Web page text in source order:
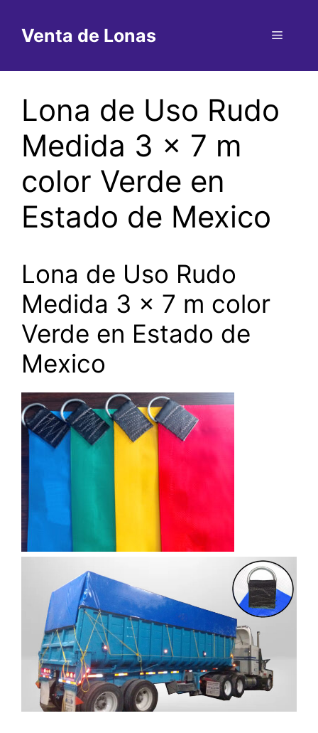
contenido
Venta de Lonas Menú
Lona de Uso Rudo
Medida 3 x 7 m
color Verde en
Estado de Mexico
Lona de Uso Rudo
Medida 3 x 7 m color
Verde en Estado de
Mexico